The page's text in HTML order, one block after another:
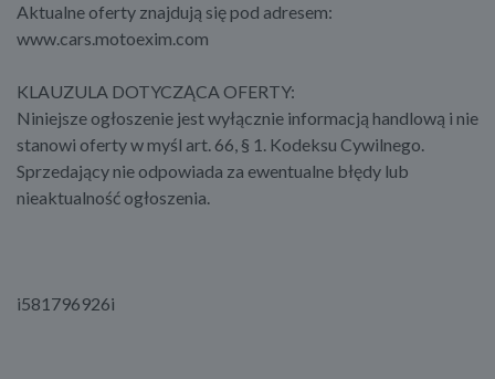
Aktualne oferty znajdują się pod adresem:
www.cars.motoexim.com
KLAUZULA DOTYCZĄCA OFERTY:
Niniejsze ogłoszenie jest wyłącznie informacją handlową i nie
stanowi oferty w myśl art. 66, § 1. Kodeksu Cywilnego.
Sprzedający nie odpowiada za ewentualne błędy lub
nieaktualność ogłoszenia.
i581796926i